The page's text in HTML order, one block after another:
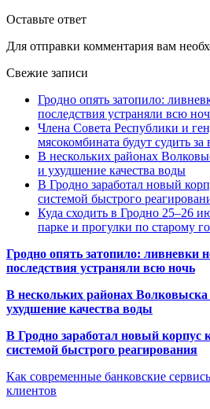
Оставьте ответ
Для отправки комментария вам
Свежие записи
Гродно опять затопило:
последствия устраняли всю
Члена Совета Республики и
мясокомбината будут судить
В нескольких районах
и ухудшение качества воды
В Гродно заработал новый
системой быстрого
Куда сходить в Гродно 25–26
парке и прогулки по старому
Гродно опять затопило: ливневки
последствия устраняли всю ночь
В нескольких районах
ухудшение качества воды
В Гродно заработал новый корпус
системой быстрого реагирования
Как современные банковские
клиентов